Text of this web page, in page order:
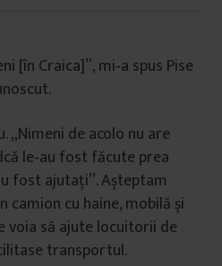
[în Craica]”, mi‑a spus Pise
„Nimeni de acolo nu are
le‑au fost făcute prea
fost ajutați”. Așteptam
camion cu haine, mobilă și
voia să ajute locuitorii de
transportul.